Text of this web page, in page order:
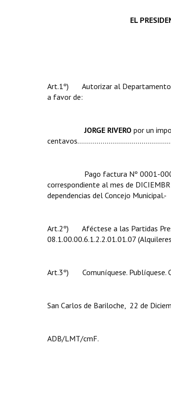
EL
Art.1º) Autorizar al Departamento
a favor de:
JORGE RIVERO por un
Pago factura Nº 0001-
correspondiente al mes de
dependencias del Concejo Municipal.-
Art.2º) Aféctese a las Partidas
08.1.00.00.6.1.2.2.01.01.07
Art.3º) Comuníquese. Publíquese.
San Carlos de Bariloche, 22 de
ADB/LMT/cmF.